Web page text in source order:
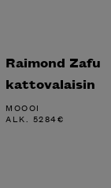
Raimond Zafu
kattovalaisin
MOOOI
ALK. 5284€